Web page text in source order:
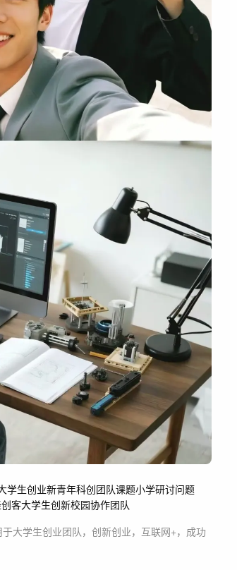
学生创业新青年科创团队课题小学研讨问题
客大学生创新校园协作团队
于大学生创业团队，创新创业，互联网+，成功